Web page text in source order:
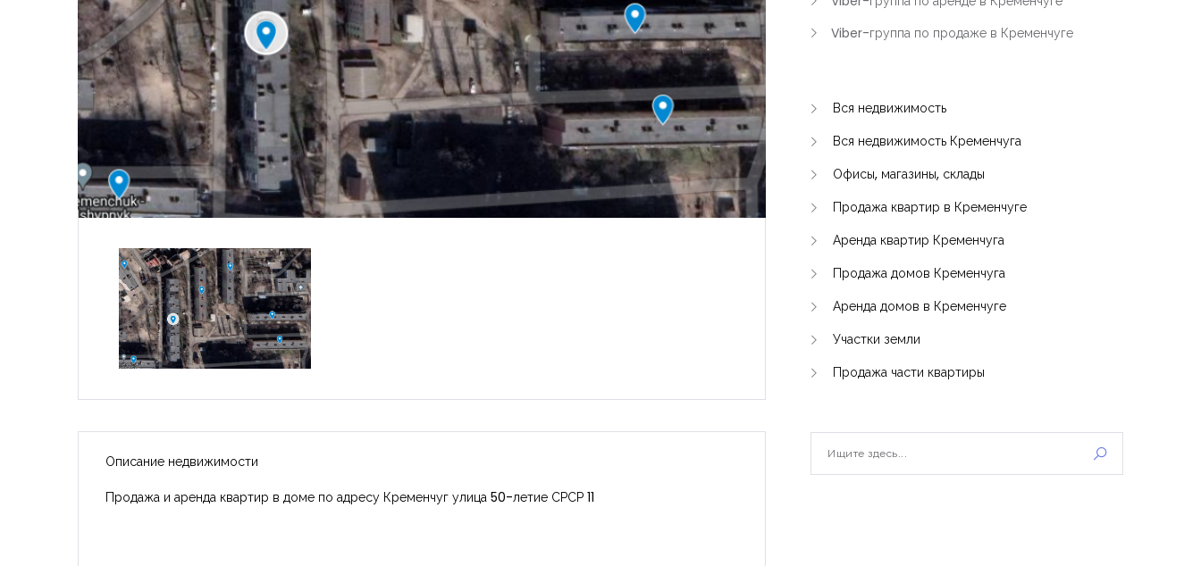
Описание недвижимости
Продажа и аренда квартир в доме по адресу Кременчуг улица 50-летие СРСР 11
Viber-группа по продаже в Кременчуге
Вся недвижимость
Вся недвижимость Кременчуга
Офисы, магазины, склады
Продажа квартир в Кременчуге
Аренда квартир Кременчуга
Продажа домов Кременчуга
Аренда домов в Кременчуге
Участки земли
Продажа части квартиры